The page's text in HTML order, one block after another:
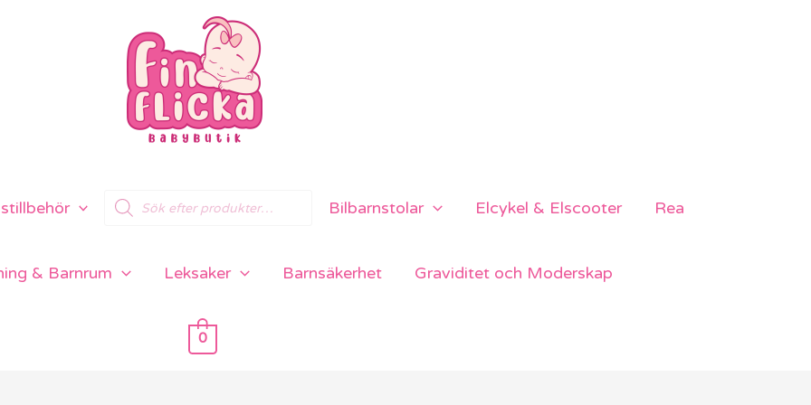
Products
search
Bilbarnstolar Elcykel & Elscooter Rea
& Barnrum Leksaker Barnsäkerhet Graviditet och Moderskap
0